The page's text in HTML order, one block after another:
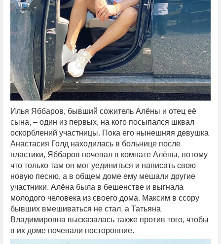
Илья Яббаров, бывший сожитель Алёны и отец её
сына, – один из первых, на кого посыпался шквал
оскорблений участницы. Пока его нынешняя девушка
Анастасия Голд находилась в больнице после
пластики, Яббаров ночевал в комнате Алёны, потому
что только там он мог уединиться и написать свою
новую песню, а в общем доме ему мешали другие
участники. Алёна была в бешенстве и выгнала
молодого человека из своего дома. Максим в ссору
бывших вмешиваться не стал, а Татьяна
Владимировна высказалась также против того, чтобы
в их доме ночевали посторонние.